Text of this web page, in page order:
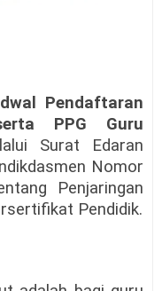
Pendaftaran
PPG Guru
Surat Edaran
Nomor
Penjaringan
Pendidik.